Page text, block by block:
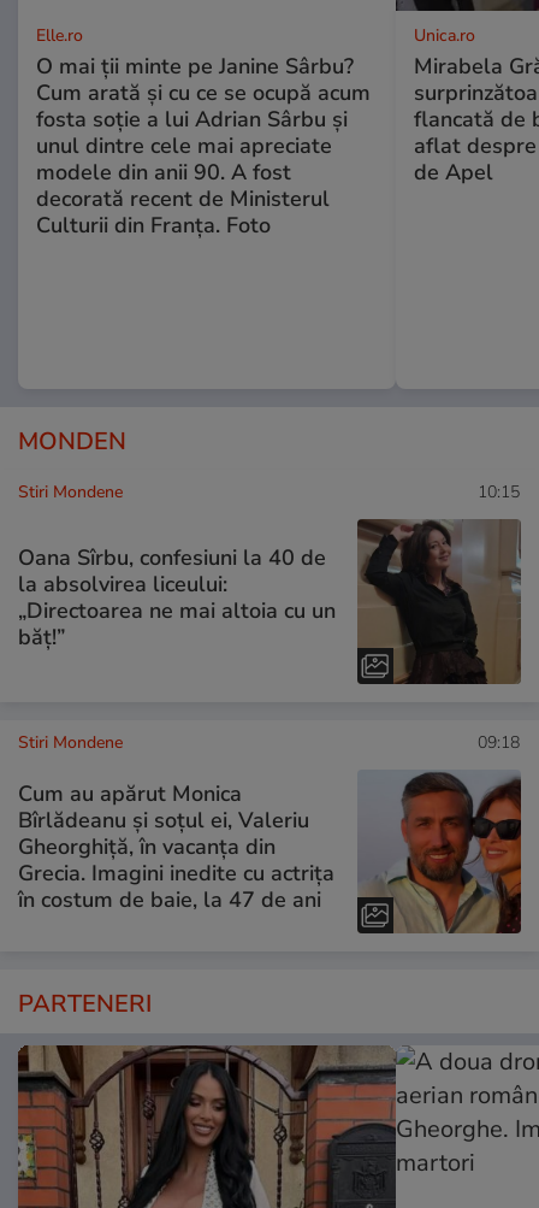
Elle.ro
O mai ții minte pe Janine Sârbu?
Cum arată și cu ce se ocupă acum
fosta soție a lui Adrian Sârbu și
unul dintre cele mai apreciate
modele din anii 90. A fost
decorată recent de Ministerul
Culturii din Franța. Foto
Unica.ro
Mirabela
flancată de
aflat
de Apel
MONDEN
Stiri Mondene 10:15
Oana Sîrbu, confesiuni la 40 de
la absolvirea liceului:
„Directoarea ne mai altoia cu un
băț!”
Stiri Mondene 09:18
Cum au apărut Monica
Bîrlădeanu și soțul ei, Valeriu
Gheorghiță, în vacanța din
Grecia. Imagini inedite cu actrița
în costum de baie, la 47 de ani
PARTENERI